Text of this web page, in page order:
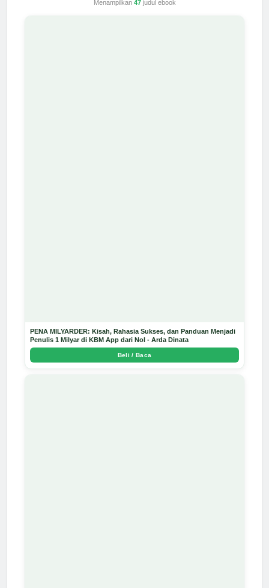
Menampilkan 47judul ebook
PENA MILYARDER: Kisah, Rahasia Sukses, dan Panduan Menjadi
Penulis 1 Milyar di KBM App dari Nol - Arda Dinata
Beli / Baca